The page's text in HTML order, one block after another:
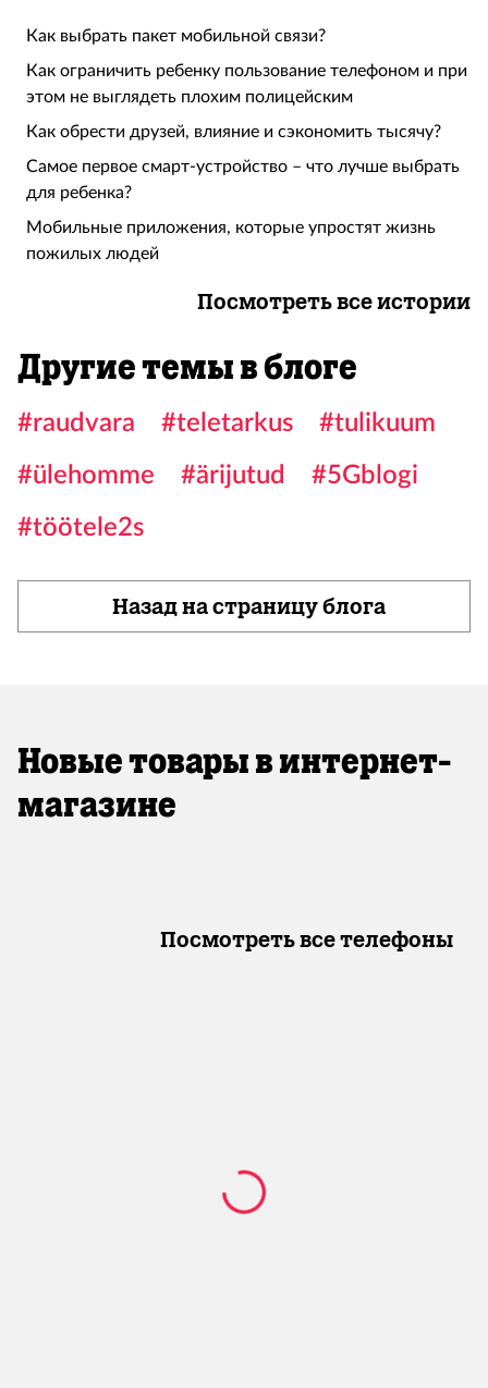
Как выбрать пакет мобильной связи?
Как ограничить ребенку пользование телефоном и при
этом не выглядеть плохим полицейским
Как обрести друзей, влияние и сэкономить тысячу?
Самое первое смарт-устройство – что лучше выбрать
для ребенка?
Мобильные приложения, которые упростят жизнь
пожилых людей
Посмотреть все истории
Другие темы в блоге
#raudvara #teletarkus
#tulikuum
#ülehomme
#ärijutud
#5Gblogi
#töötele2s
Назад на страницу блога
Новые товары в интернет-
магазине
Посмотреть все телефоны